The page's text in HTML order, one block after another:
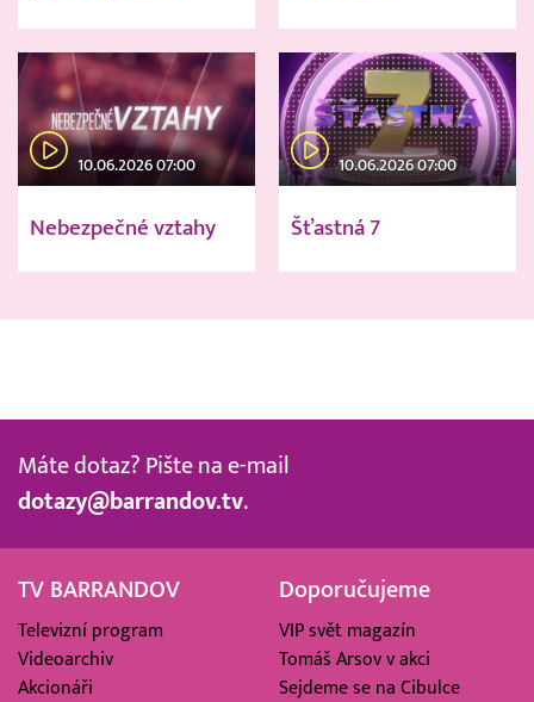
10.06.2026 07:00
Nebezpečné vztahy
10.06.2026 07:00
Šťastná 7
Máte dotaz? Pište na e-mail
dotazy@barrandov.tv.
TV BARRANDOV
Televizní program
Videoarchiv
Akcionáři
Doporučujeme
VIP svět magazín
Tomáš Arsov v akci
Sejdeme se na Cibulce